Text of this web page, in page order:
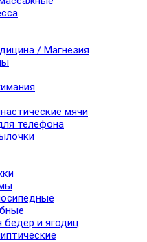
/ Магнезия
мячи
телефона
и ягодиц